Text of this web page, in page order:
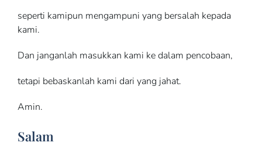
seperti kamipun mengampuni yang bersalah kepada
kami.
Dan janganlah masukkan kami ke dalam pencobaan,
tetapi bebaskanlah kami dari yang jahat.
Amin.
Salam